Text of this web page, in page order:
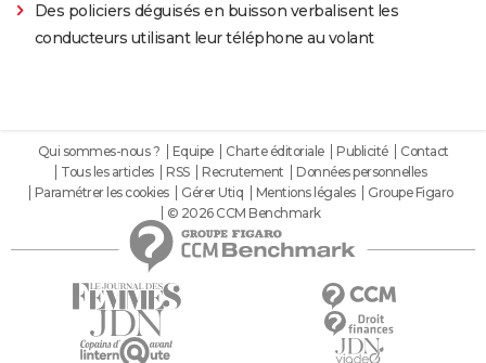
Des policiers déguisés en buisson verbalisent les
conducteurs utilisant leur téléphone au volant
Qui sommes-nous ? Equipe Charte éditoriale Publicité
Contact
Tous les articles
RSS Recrutement
Données personnelles
Paramétrer les cookies
Gérer Utiq Mentions légales
Groupe Figaro
© 2026 CCM Benchmark